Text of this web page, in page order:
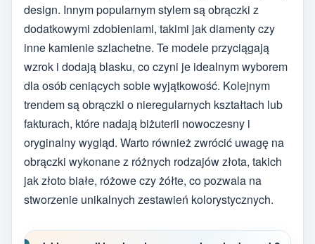
design. Innym popularnym stylem są obrączki z
dodatkowymi zdobieniami, takimi jak diamenty czy
inne kamienie szlachetne. Te modele przyciągają
wzrok i dodają blasku, co czyni je idealnym wyborem
dla osób ceniących sobie wyjątkowość. Kolejnym
trendem są obrączki o nieregularnych kształtach lub
fakturach, które nadają biżuterii nowoczesny i
oryginalny wygląd. Warto również zwrócić uwagę na
obrączki wykonane z różnych rodzajów złota, takich
jak złoto białe, różowe czy żółte, co pozwala na
stworzenie unikalnych zestawień kolorystycznych.